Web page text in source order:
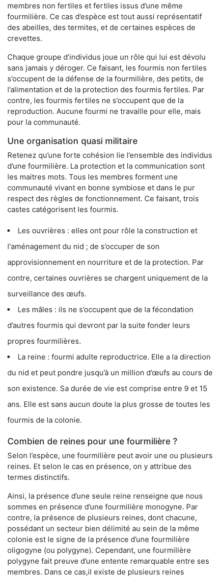
membres non fertiles et fertiles issus d’une même
fourmilière. Ce cas d’espèce est tout aussi représentatif
des abeilles, des termites, et de certaines espèces de
crevettes.
Chaque groupe d’individus joue un rôle qui lui est dévolu
sans jamais y déroger. Ce faisant, les fourmis non fertiles
s’occupent de la défense de la fourmilière, des petits, de
l’alimentation et de la protection des fourmis fertiles. Par
contre, les fourmis fertiles ne s’occupent que de la
reproduction. Aucune fourmi ne travaille pour elle, mais
pour la communauté.
Une organisation quasi militaire
Retenez qu’une forte cohésion lie l’ensemble des individus
d’une fourmilière. La protection et la communication sont
les maitres mots. Tous les membres forment une
communauté vivant en bonne symbiose et dans le pur
respect des règles de fonctionnement. Ce faisant, trois
castes catégorisent les fourmis.
Les ouvrières : elles ont pour rôle la construction et
l'aménagement du nid ; de s’occuper de son
approvisionnement en nourriture et de la protection. Par
contre, certaines ouvrières se chargent uniquement de la
surveillance des œufs.
Les mâles : ils ne s’occupent que de la fécondation
d’autres fourmis qui devront par la suite fonder leurs
propres fourmilières.
La reine : fourmi adulte reproductrice. Elle a la direction
du nid et peut pondre jusqu’à un million d’œufs au cours de
son existence. Sa durée de vie est comprise entre 9 et 15
ans. Elle est sans aucun doute la plus grosse de toutes les
fourmis de la colonie.
Combien de reines pour une fourmilière ?
Selon l’espèce, une fourmilière peut avoir une ou plusieurs
reines. Et selon le cas en présence, on y attribue des
termes distinctifs.
Ainsi, la présence d’une seule reine renseigne que nous
sommes en présence d’une fourmilière monogyne. Par
contre, la présence de plusieurs reines, dont chacune,
possédant un secteur bien délimité au sein de la même
colonie est le signe de la présence d’une fourmilière
oligogyne (ou polygyne). Cependant, une fourmilière
polygyne fait preuve d’une entente remarquable entre ses
membres. Dans ce cas,il existe de plusieurs reines